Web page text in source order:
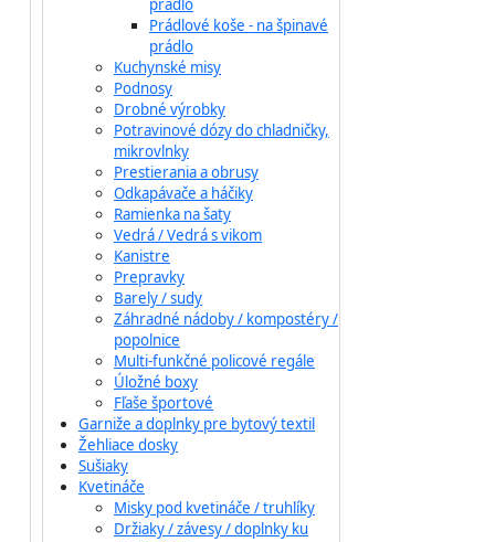
prádlo
Prádlové koše - na špinavé
prádlo
Kuchynské misy
Podnosy
Drobné výrobky
Potravinové dózy do chladničky,
mikrovlnky
Prestierania a obrusy
Odkapávače a háčiky
Ramienka na šaty
Vedrá / Vedrá s vikom
Kanistre
Prepravky
Barely / sudy
Záhradné nádoby / kompostéry /
popolnice
Multi-funkčné policové regále
Úložné boxy
Fľaše športové
Garniže a doplnky pre bytový textil
Žehliace dosky
Sušiaky
Kvetináče
Misky pod kvetináče / truhlíky
Držiaky / závesy / doplnky ku